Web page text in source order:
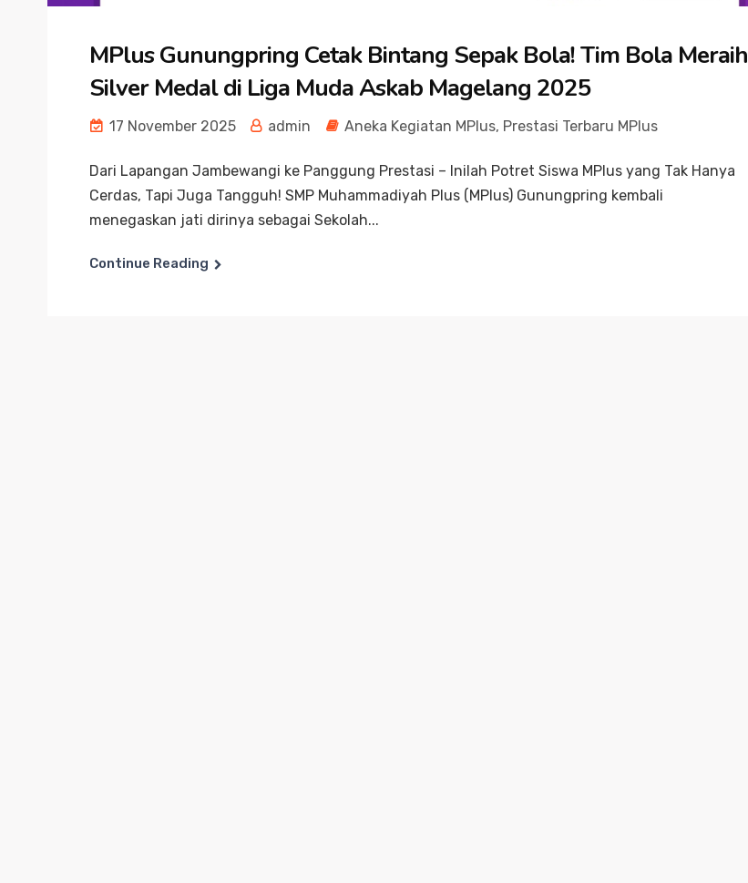
MPlus Gunungpring Cetak Bintang Sepak Bola! Tim Bola Meraih
Silver Medal di Liga Muda Askab Magelang 2025
17 November 2025 admin Aneka Kegiatan MPlus, Prestasi Terbaru MPlus
Dari Lapangan Jambewangi ke Panggung Prestasi – Inilah Potret Siswa MPlus yang Tak Hanya
Cerdas, Tapi Juga Tangguh! SMP Muhammadiyah Plus (MPlus) Gunungpring kembali
menegaskan jati dirinya sebagai Sekolah...
Continue Reading